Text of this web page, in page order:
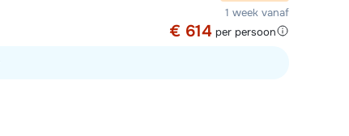
1 week vanaf
€ 614 per persoon